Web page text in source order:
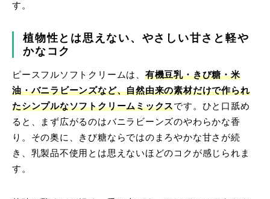
す。
植物性とは思えない、やさしい甘さと軽や
かなコク
ピースフルソフトクリームは、 有機豆乳・きび糖・米
油・バニラビーンズなど、自然由来の素材だけで作られ
たシンプルなソフトクリームミックスです。ひと口舐め
ると、まず広がるのはバニラビーンズのやわらかな香
り。その奥に、きび糖ならではのまろやかな甘さが続
き、乳製品不使用とは思えないほどのコクが感じられま
す。